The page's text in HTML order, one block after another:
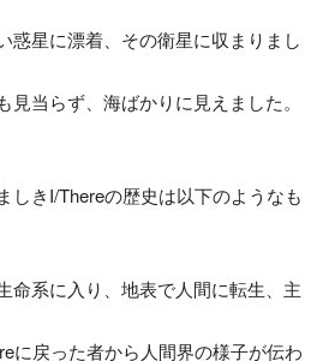
惑星に漂着、その衛星に収まりまし
当らず、海ばかりに見えました。
しきI/Thereの歴史は以下のようなも
命系に入り、地表で人間に転生、主
に戻った者から人間界の様子が伝わ